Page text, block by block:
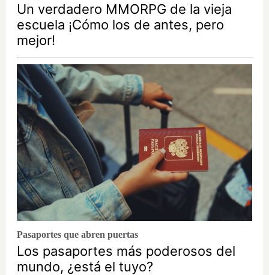
Un verdadero MMORPG de la vieja
escuela ¡Cómo los de antes, pero
mejor!
Pasaportes que abren puertas
Los pasaportes más poderosos del
mundo, ¿está el tuyo?